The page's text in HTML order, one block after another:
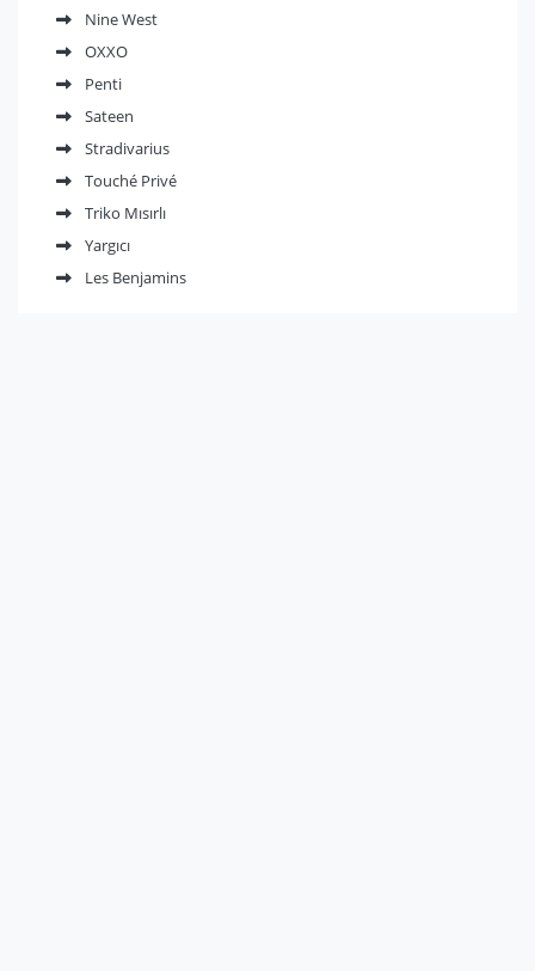
Nine West
OXXO
Penti
Sateen
Stradivarius
Touché Privé
Triko Mısırlı
Yargıcı
Les Benjamins